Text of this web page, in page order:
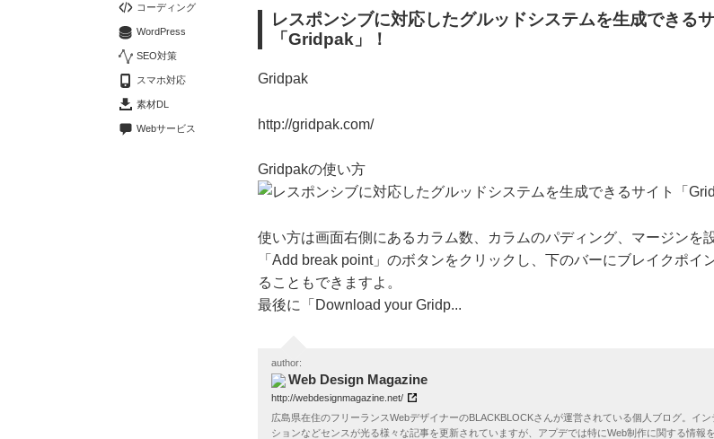
レスポンシブに対応したグルッドシステムを生成できる
「Gridpak」！
Gridpak
http://gridpak.com/
Gridpakの使い方
使い方は画面右側にあるカラム数、カラムのパディング、マージンを
「Add break point」のボタンをクリックし、下のバーにブレイクポイ
ることもできますよ。
最後に「Download your Gridp...
author:
Web Design Magazine
http://webdesignmagazine.net/
広島県在住のフリーランスWebデザイナーのBLACKBLOCKさんが運営されている個人ブログ。イン
ションなどセンスが光る様々な記事を更新されていますが、アプデでは特にWeb制作に関する情報
コーディング
WordPress
SEO対策
スマホ対応
素材DL
Webサービス